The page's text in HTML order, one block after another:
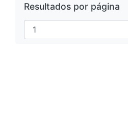
Resultados por página